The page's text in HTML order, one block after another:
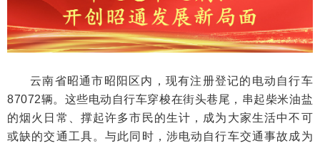
云南省昭通市昭阳区内，现有注册登记的电动自行车
87072辆。这些电动自行车穿梭在街头巷尾，串起柴米油盐
的烟火日常、撑起许多市民的生计，成为大家生活中不可
或缺的交通工具。与此同时，涉电动自行车交通事故成为